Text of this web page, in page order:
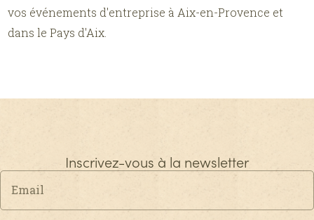
vos événements d'entreprise à Aix-en-Provence et
dans le Pays d'Aix.
Inscrivez-vous à la newsletter
Email